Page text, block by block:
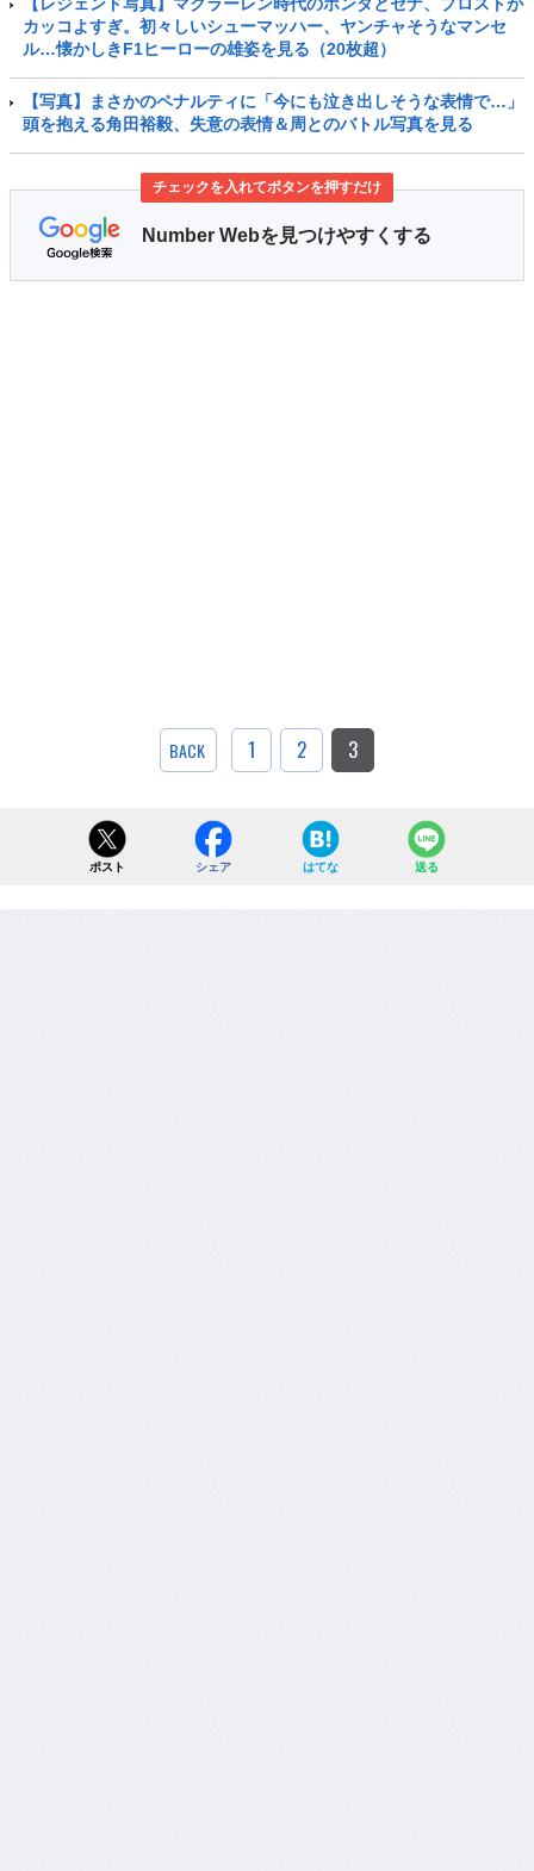
カッコよすぎ。初々しいシューマッハー、ヤンチャそうなマンセ
ル…懐かしきF1ヒーローの雄姿を見る（20枚超）
【写真】まさかのペナルティに「今にも泣き出しそうな表情で…」
頭を抱える角田裕毅、失意の表情＆周とのバトル写真を見る
チェックを入れてボタンを押すだけ
Number Webを見つけやすくする
BACK 1 2 3
ポスト シェア はてな 送る